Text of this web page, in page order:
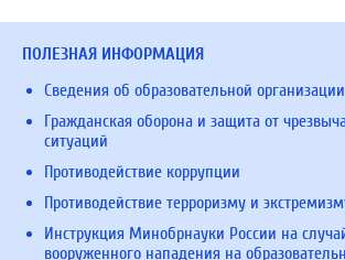
ПОЛЕЗНАЯ ИНФОРМАЦИЯ
Сведения об образовательной организации
Гражданская оборона и защита от
ситуаций
Противодействие коррупции
Противодействие терроризму и
Инструкция Минобрнауки России на
вооруженного нападения на